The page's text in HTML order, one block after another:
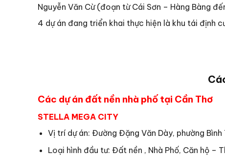
Nguyễn Văn Cừ (đoạn từ Cái Sơn – Hàng Bàng
4 dự án đang triển khai thực hiện là khu tái định
Các dự án đất nền nhà phố tại Cần Thơ
STELLA MEGA CITY
Vị trí dự án: Đường Đặng Văn Dày, phường Bình
Loại hình đầu tư: Đất nền , Nhà Phố, Căn hộ –